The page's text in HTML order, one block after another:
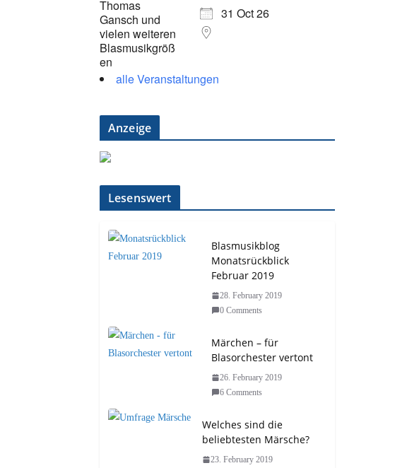
31 Oct 26
alle Veranstaltungen
Anzeige
Lesenswert
Blasmusikblog
Monatsrückblick
Februar 2019
28. February 2019
0 Comments
Märchen – für
Blasorchester vertont
26. February 2019
6 Comments
Welches sind die
beliebtesten Märsche?
23. February 2019